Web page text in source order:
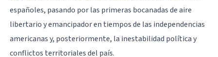
españoles, pasando por las primeras bocanadas de aire
libertario y emancipador en tiempos de las independencias
americanas y, posteriormente, la inestabilidad política y
conflictos territoriales del país.